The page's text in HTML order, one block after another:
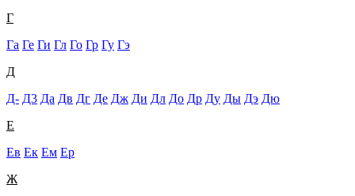
Г
Га Ге Ги Гл Го Гр Гу Гэ
Д
Д- Д3 Да Дв Дг Де Дж Ди Дл До Др Ду Ды Дэ Дю
Е
Ев Ек Ем Ер
Ж